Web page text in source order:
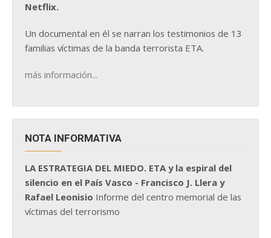
Netflix.
Un documental en él se narran los testimonios de 13
familias víctimas de la banda terrorista ETA.
más información...
NOTA INFORMATIVA
LA ESTRATEGIA DEL MIEDO. ETA y la espiral del
silencio en el País Vasco - Francisco J. Llera y
Rafael Leonisio Informe del centro memorial de las
víctimas del terrorismo